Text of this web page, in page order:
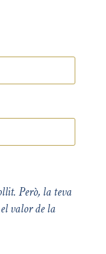
Però, la teva
valor de la